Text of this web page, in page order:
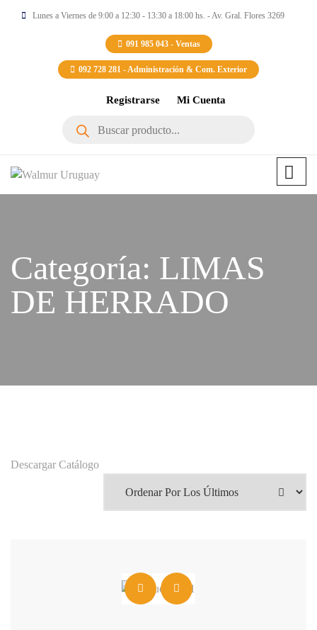
Lunes a Viernes de 9:00 a 12:30 - 13:30 a 18:00 hs. - Av. Gral. Flores 3269
091 985 043 - Ventas
092 728 281 - Administración & Com. Exterior
Registrarse Mi Cuenta
Categoría: LIMAS
DE HERRADO
Descargar Catálogo